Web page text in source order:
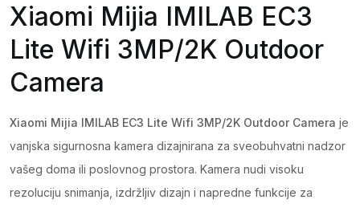
Xiaomi Mijia IMILAB EC3
Lite Wifi 3MP/2K Outdoor
Camera
Xiaomi Mijia IMILAB EC3 Lite Wifi 3MP/2K Outdoor Camera je
vanjska sigurnosna kamera dizajnirana za sveobuhvatni nadzor
vašeg doma ili poslovnog prostora. Kamera nudi visoku
rezoluciju snimanja, izdržljiv dizajn i napredne funkcije za